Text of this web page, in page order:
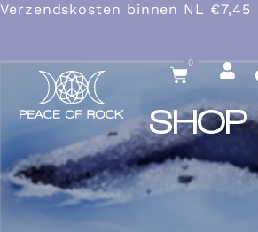
Verzendskosten binnen NL €7,45
0
SHOP